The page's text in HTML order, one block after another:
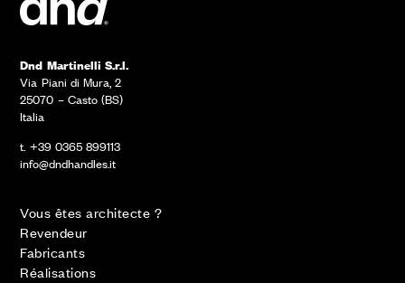
Dnd Martinelli S.r.l.
Via Piani di Mura, 2
25070 – Casto (BS)
Italia
t. +39 0365 899113
info@dndhandles.it
Vous êtes architecte ?
Revendeur
Fabricants
Réalisations